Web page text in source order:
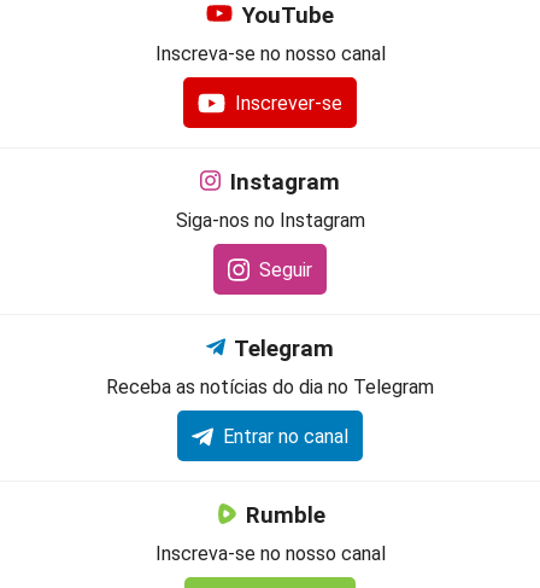
YouTube
Inscreva-se no nosso canal
Inscrever-se
Instagram
Siga-nos no Instagram
Seguir
Telegram
Receba as notícias do dia no Telegram
Entrar no canal
Rumble
Inscreva-se no nosso canal